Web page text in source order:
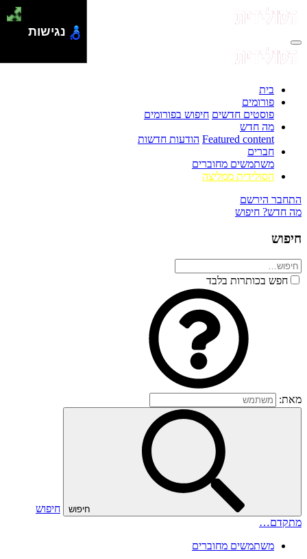
בית
פורומים
פוסטים חדשים חיפוש בפורומים
מה חדש
Featured content הודעות חדשות
חברים
משתמשים מחוברים
הסולידית ממליצה
התחבר הירשם
מה חדש? חיפוש
חיפוש
חפש בכותרות בלבד
מאת:
חיפוש
חיפוש
מתקדם…
משתמשים מחוברים
נגישות